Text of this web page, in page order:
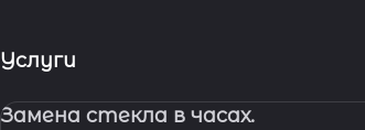
Услуги
Замена стекла в часах.